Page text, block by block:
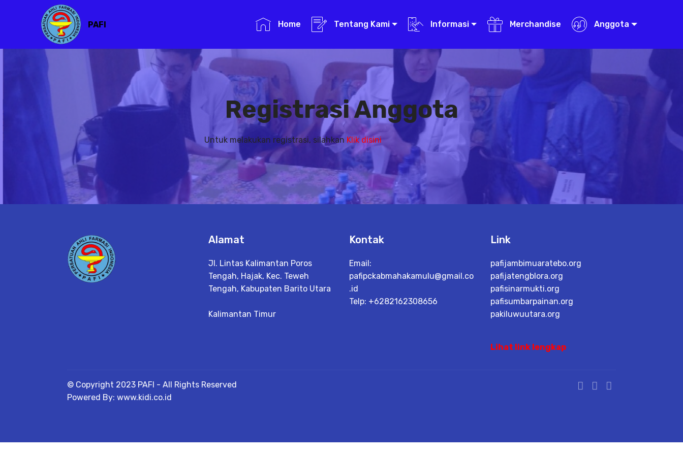
PAFI Home Tentang Kami Informasi Merchandise Anggota
Registrasi Anggota
Untuk melakukan registrasi, silahkan Klik disini
Alamat
Jl. Lintas Kalimantan Poros
Tengah, Hajak, Kec. Teweh
Tengah, Kabupaten Barito Utara
Kalimantan Timur
Kontak
Email:
pafipckabmahakamulu@gmail.co
.id
Telp: +6282162308656
Link
pafijambimuaratebo.org
pafijatengblora.org
pafisinarmukti.org
pafisumbarpainan.org
pakiluwuutara.org
Lihat link lengkap
© Copyright 2023 PAFI - All Rights Reserved
Powered By: www.kidi.co.id